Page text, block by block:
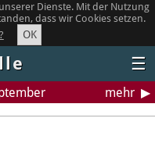
Dienste. Mit der Nutzung
dass wir Cookies setzen.
OK
☰
mehr